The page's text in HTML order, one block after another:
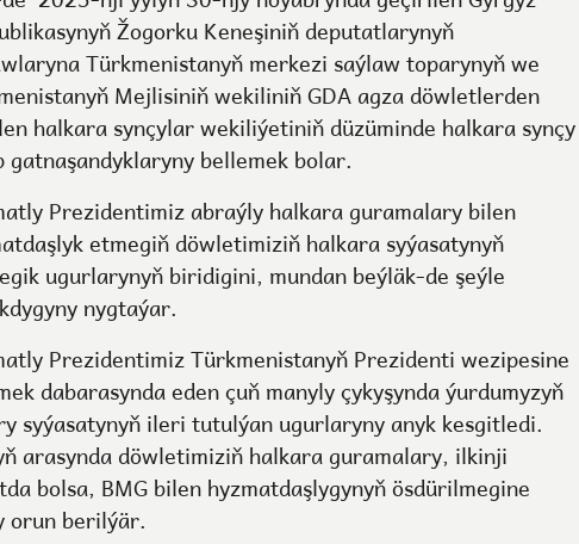
Žogorku Keneşiniň deputatlarynyň
Türkmenistanyň merkezi saýlaw toparynyň we
Mejlisiniň wekiliniň GDA agza döwletlerden
halkara synçylar wekiliýetiniň düzüminde halkara synçy
gatnaşandyklaryny bellemek bolar.
Prezidentimiz abraýly halkara guramalary bilen
etmegiň döwletimiziň halkara syýasatynyň
ugurlarynyň biridigini, mundan beýläk-de şeýle
nygtaýar.
Prezidentimiz Türkmenistanyň Prezidenti wezipesine
dabarasynda eden çuň manyly çykyşynda ýurdumyzyň
syýasatynyň ileri tutulýan ugurlaryny anyk kesgitledi.
arasynda döwletimiziň halkara guramalary, ilkinji
bolsa, BMG bilen hyzmatdaşlygynyň ösdürilmegine
orun berilýär.